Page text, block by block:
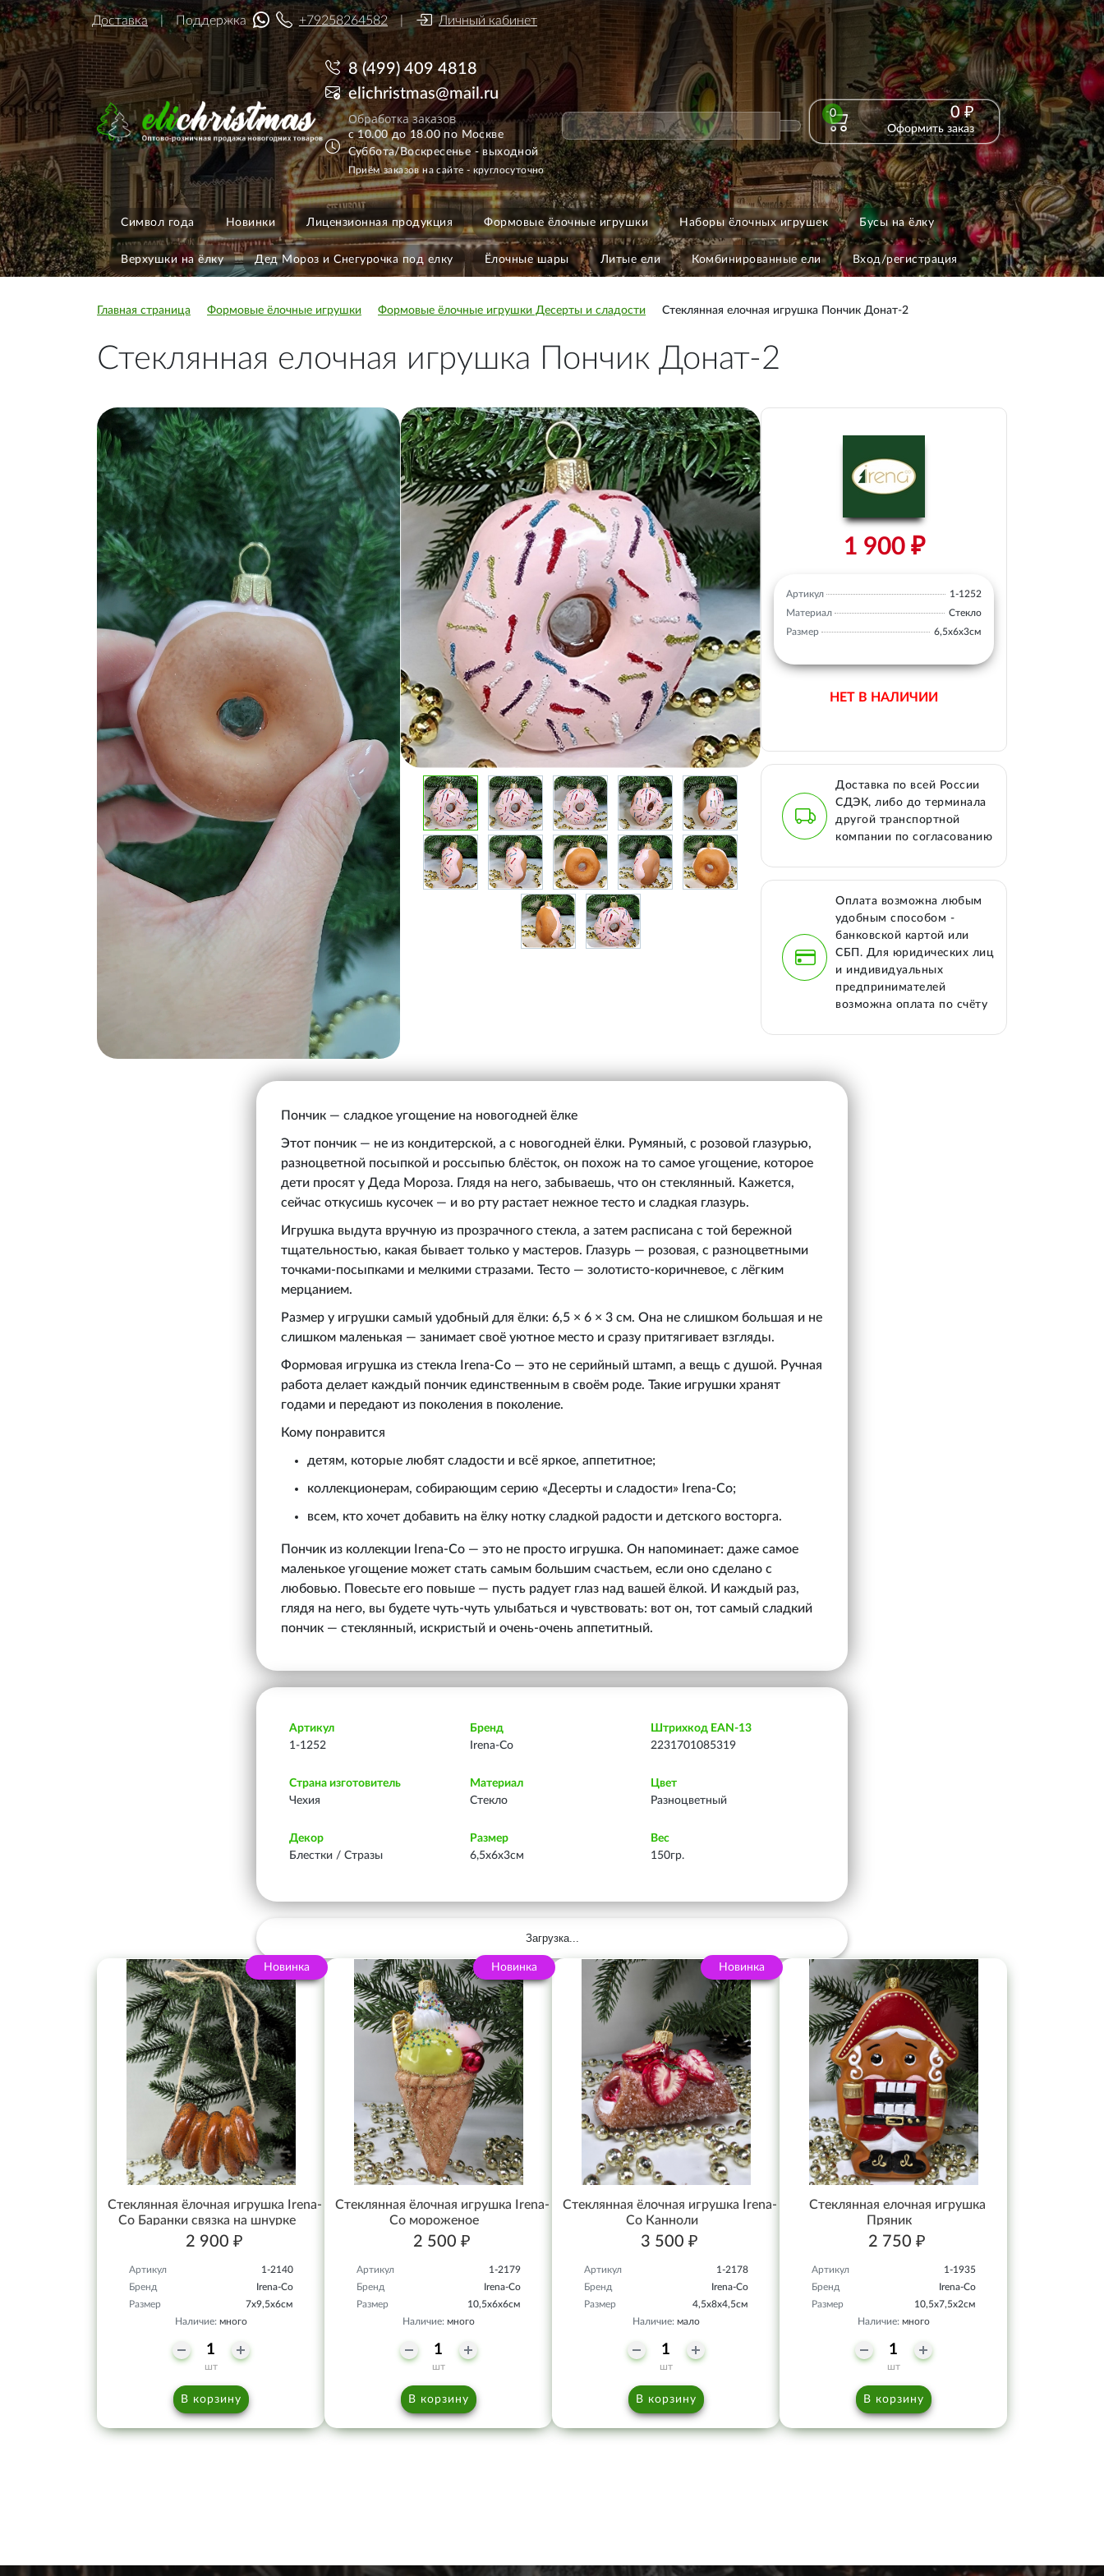
Доставка Поддержка +79258264582 Личный кабинет
0 0 ₽
Оформить заказ
8 (499) 409 4818
elichristmas@mail.ru
Обработка заказов
с 10.00 до 18.00 по Москве
Суббота/Воскресенье - выходной
Приём заказов на сайте - круглосуточно
Символ года Новинки Лицензионная продукция Формовые ёлочные игрушки Наборы ёлочных игрушек Бусы на ёлку
Верхушки на ёлку Дед Мороз и Снегурочка под елку Ёлочные шары Литые ели Комбинированные ели Вход/регистрация
Главная страница Формовые ёлочные игрушки Формовые ёлочные игрушки Десерты и сладости Стеклянная елочная игрушка Пончик Донат-2
Стеклянная елочная игрушка Пончик Донат-2
1 900 ₽
Артикул
1-1252
Материал
Стекло
Размер
6,5х6х3см
НЕТ В НАЛИЧИИ
Доставка по всей России
СДЭК, либо до терминала
другой транспортной
компании по согласованию
Оплата возможна любым
удобным способом -
банковской картой или
СБП. Для юридических лиц
и индивидуальных
предпринимателей
возможна оплата по счёту
Пончик — сладкое угощение на новогодней ёлке
Этот пончик — не из кондитерской, а с новогодней ёлки. Румяный, с розовой глазурью,
разноцветной посыпкой и россыпью блёсток, он похож на то самое угощение, которое
дети просят у Деда Мороза. Глядя на него, забываешь, что он стеклянный. Кажется,
сейчас откусишь кусочек — и во рту растает нежное тесто и сладкая глазурь.
Игрушка выдута вручную из прозрачного стекла, а затем расписана с той бережной
тщательностью, какая бывает только у мастеров. Глазурь — розовая, с разноцветными
точками-посыпками и мелкими стразами. Тесто — золотисто-коричневое, с лёгким
мерцанием.
Размер у игрушки самый удобный для ёлки: 6,5 × 6 × 3 см. Она не слишком большая и не
слишком маленькая — занимает своё уютное место и сразу притягивает взгляды.
Формовая игрушка из стекла Irena‑Co — это не серийный штамп, а вещь с душой. Ручная
работа делает каждый пончик единственным в своём роде. Такие игрушки хранят
годами и передают из поколения в поколение.
Кому понравится
детям, которые любят сладости и всё яркое, аппетитное;
коллекционерам, собирающим серию «Десерты и сладости» Irena‑Co;
всем, кто хочет добавить на ёлку нотку сладкой радости и детского восторга.
Пончик из коллекции Irena‑Co — это не просто игрушка. Он напоминает: даже самое
маленькое угощение может стать самым большим счастьем, если оно сделано с
любовью. Повесьте его повыше — пусть радует глаз над вашей ёлкой. И каждый раз,
глядя на него, вы будете чуть-чуть улыбаться и чувствовать: вот он, тот самый сладкий
пончик — стеклянный, искристый и очень-очень аппетитный.
Артикул
1-1252
Бренд
Irena-Co
Штрихкод EAN-13
2231701085319
Страна изготовитель
Чехия
Материал
Стекло
Цвет
Разноцветный
Декор
Блестки / Стразы
Размер
6,5х6х3см
Вес
150гр.
Загрузка...
Новинка
Стеклянная ёлочная игрушка Irena-
Co Баранки связка на шнурке
2 900 ₽
Артикул
1-2140
Бренд
Irena-Co
Размер
7х9,5х6см
Наличие: много
шт
В корзину
Новинка
Стеклянная ёлочная игрушка Irena-
Co мороженое
2 500 ₽
Артикул
1-2179
Бренд
Irena-Co
Размер
10,5х6х6см
Наличие: много
шт
В корзину
Новинка
Стеклянная ёлочная игрушка Irena-
Co Канноли
3 500 ₽
Артикул
1-2178
Бренд
Irena-Co
Размер
4,5х8х4,5см
Наличие: мало
шт
В корзину
Стеклянная елочная игрушка
Пряник
2 750 ₽
Артикул
1-1935
Бренд
Irena-Co
Размер
10,5х7,5х2см
Наличие: много
шт
В корзину